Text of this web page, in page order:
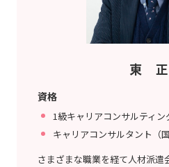
東 正
資格
1級キャリアコンサルティン
キャリアコンサルタント
さまざまな職業を経て人材派遣